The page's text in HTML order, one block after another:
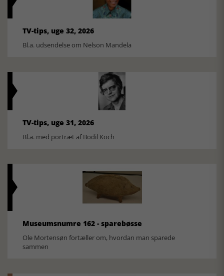
TV-tips, uge 32, 2026
Bl.a. udsendelse om Nelson Mandela
TV-tips, uge 31, 2026
Bl.a. med portræt af Bodil Koch
Museumsnumre 162 - sparebøsse
Ole Mortensøn fortæller om, hvordan man sparede
sammen